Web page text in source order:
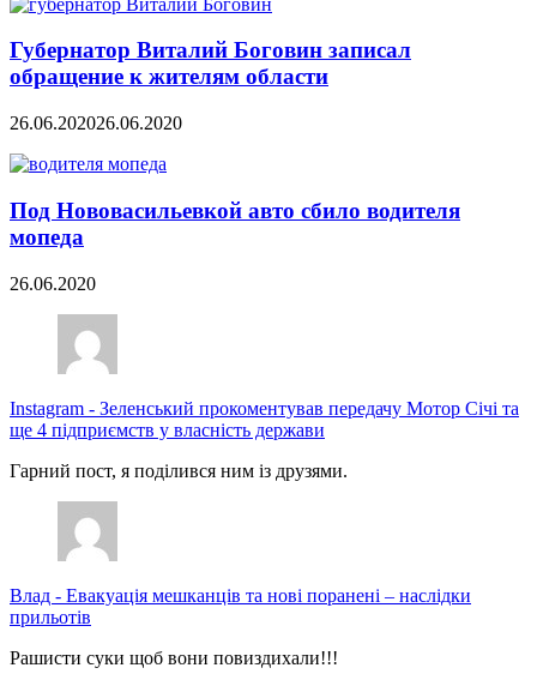
Губернатор Виталий Боговин записал
обращение к жителям области
26.06.202026.06.2020
Под Нововасильевкой авто сбило водителя
мопеда
26.06.2020
Instagram - Зеленський прокоментував передачу Мотор Січі та
ще 4 підприємств у власність держави
Гарний пост, я поділився ним із друзями.
Влад - Евакуація мешканців та нові поранені – наслідки
прильотів
Рашисти суки щоб вони повиздихали!!!